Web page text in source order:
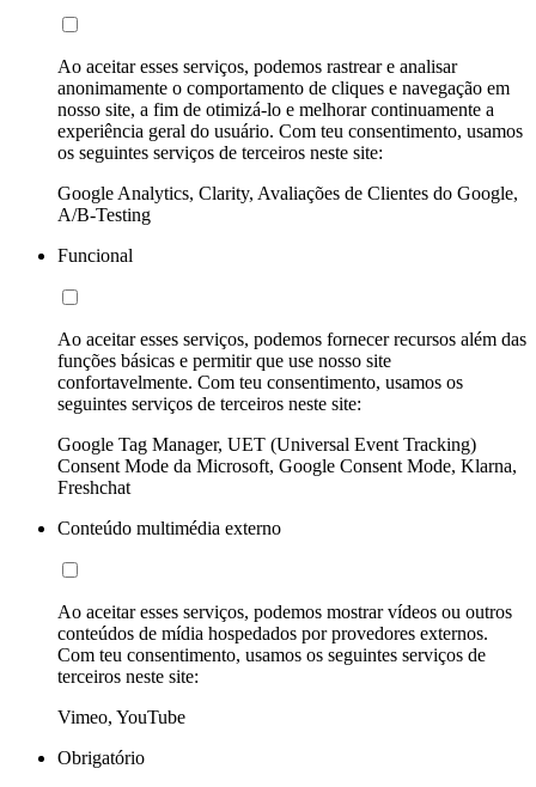
Ao aceitar esses serviços, podemos rastrear e analisar
anonimamente o comportamento de cliques e navegação em
nosso site, a fim de otimizá-lo e melhorar continuamente a
experiência geral do usuário. Com teu consentimento, usamos
os seguintes serviços de terceiros neste site:
Google Analytics, Clarity, Avaliações de Clientes do Google,
A/B-Testing
Funcional
Ao aceitar esses serviços, podemos fornecer recursos além das
funções básicas e permitir que use nosso site
confortavelmente. Com teu consentimento, usamos os
seguintes serviços de terceiros neste site:
Google Tag Manager, UET (Universal Event Tracking)
Consent Mode da Microsoft, Google Consent Mode, Klarna,
Freshchat
Conteúdo multimédia externo
Ao aceitar esses serviços, podemos mostrar vídeos ou outros
conteúdos de mídia hospedados por provedores externos.
Com teu consentimento, usamos os seguintes serviços de
terceiros neste site:
Vimeo, YouTube
Obrigatório